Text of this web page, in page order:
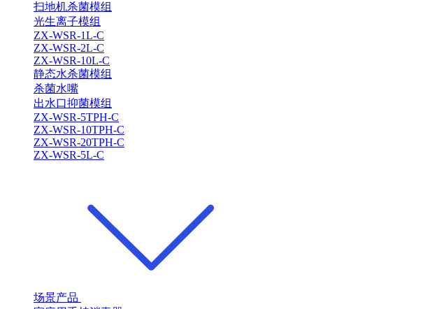
扫地机杀菌模组
光生离子模组
ZX-WSR-1L-C
ZX-WSR-2L-C
ZX-WSR-10L-C
静态水杀菌模组
杀菌水嘴
出水口抑菌模组
ZX-WSR-5TPH-C
ZX-WSR-10TPH-C
ZX-WSR-20TPH-C
ZX-WSR-5L-C
场景产品